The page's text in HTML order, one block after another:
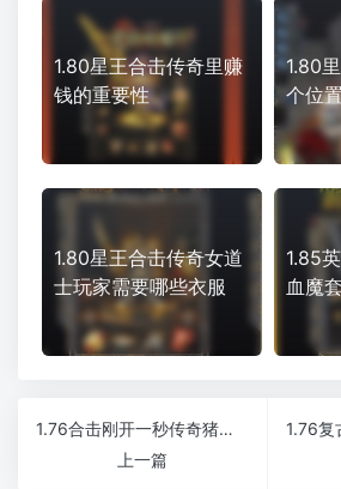
1.80星王合击传奇里赚
钱的重要性
1.80
个位
1.80星王合击传奇女道
士玩家需要哪些衣服
1.85
血魔
1.76合击刚开一秒传奇猪卫王怪物怎么刷才安全又高收益
上一篇